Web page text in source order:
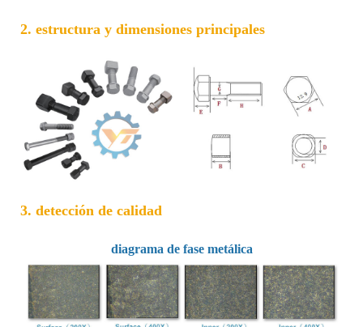
2. estructura y dimensiones principales
3. detección de calidad
diagrama de fase metálica